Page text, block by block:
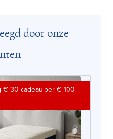
door onze
€ 30 cadeau per € 100